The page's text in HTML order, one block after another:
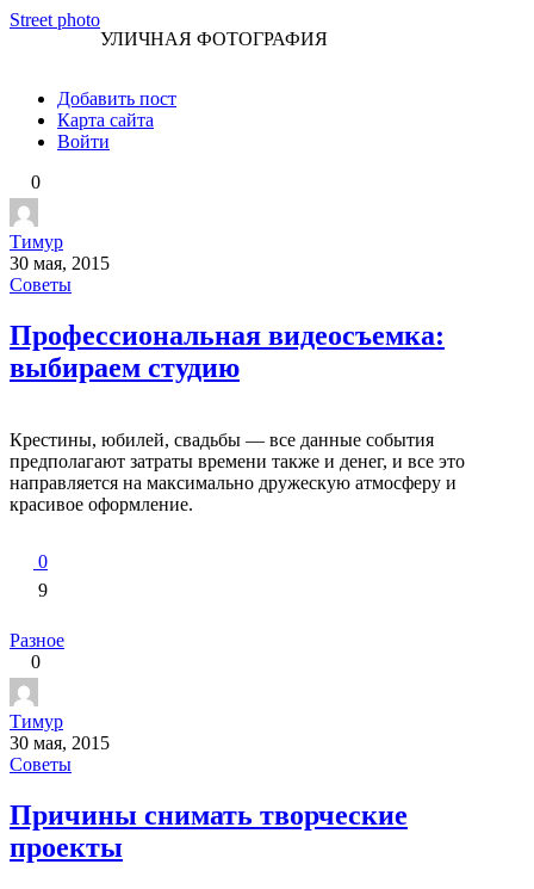
Перейти
Street photo
УЛИЧНАЯ ФОТОГРАФИЯ
Добавить пост
Карта сайта
Войти
0
Тимур
30 мая, 2015
Советы
Профессиональная видеосъемка:
выбираем студию
Крестины, юбилей, свадьбы — все данные события
предполагают затраты времени также и денег, и все это
направляется на максимально дружескую атмосферу и
красивое оформление.
0
9
Разное
0
Тимур
30 мая, 2015
Советы
Причины снимать творческие
проекты